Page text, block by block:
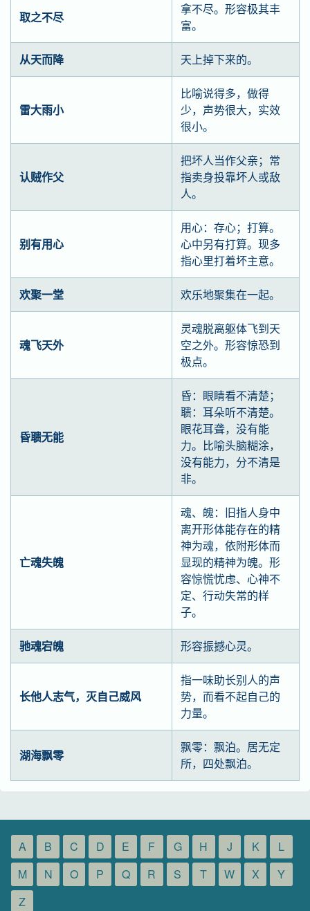
取之不尽
拿不尽。形容极其丰
富。
从天而降 天上掉下来的。
雷大雨小
比喻说得多，做得
少，声势很大，实效
很小。
认贼作父
把坏人当作父亲；常
指卖身投靠坏人或敌
人。
别有用心
用心：存心；打算。
心中另有打算。现多
指心里打着坏主意。
欢聚一堂 欢乐地聚集在一起。
魂飞天外
灵魂脱离躯体飞到天
空之外。形容惊恐到
极点。
昏聩无能
昏：眼睛看不清楚；
聩：耳朵听不清楚。
眼花耳聋，没有能
力。比喻头脑糊涂，
没有能力，分不清是
非。
亡魂失魄
魂、魄：旧指人身中
离开形体能存在的精
神为魂，依附形体而
显现的精神为魄。形
容惊慌忧虑、心神不
定、行动失常的样
子。
驰魂宕魄 形容振撼心灵。
长他人志气，灭自己威风
指一味助长别人的声
势，而看不起自己的
力量。
湖海飘零
飘零：飘泊。居无定
所，四处飘泊。
A B C D E F G H J K
L
M
N O P Q R S T W X
Y
Z